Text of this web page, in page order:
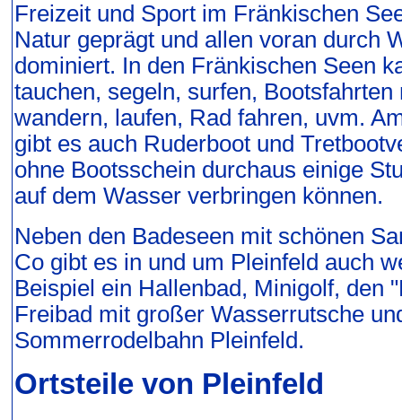
Freizeit und Sport im Fränkischen
Natur geprägt und allen voran durch
dominiert. In den Fränkischen Seen
tauchen, segeln, surfen,
wandern, laufen, Rad fahren, uvm.
gibt es auch Ruderboot und
ohne Bootsschein durchaus einige
auf dem Wasser verbringen können.
Neben den Badeseen mit schönen
Co gibt es in und um Pleinfeld auch
Beispiel ein Hallenbad, Minigolf, den
Freibad mit großer Wasserrutsche
Sommerrodelbahn Pleinfeld.
Ortsteile von Pleinfeld